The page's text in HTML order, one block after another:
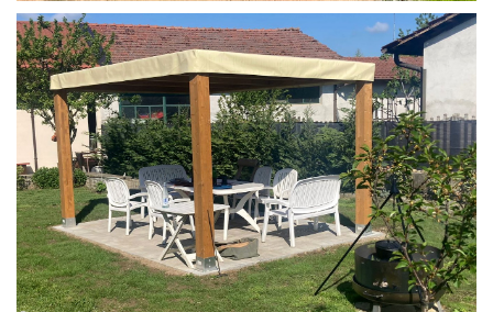
PERGOLA